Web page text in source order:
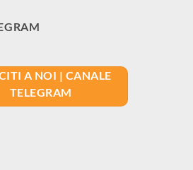
A NOI | CANALE
TELEGRAM